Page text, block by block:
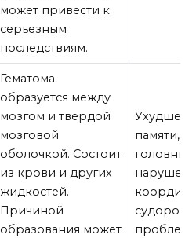
может привести к
серьезным
последствиям.
Гематома
образуется между
мозгом и твердой
мозговой
оболочкой. Состоит
из крови и других
жидкостей.
Причиной
образования может
памяти,
судороги,